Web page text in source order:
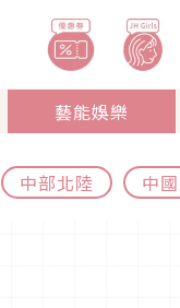
藝能娛樂
中部北陸 中國